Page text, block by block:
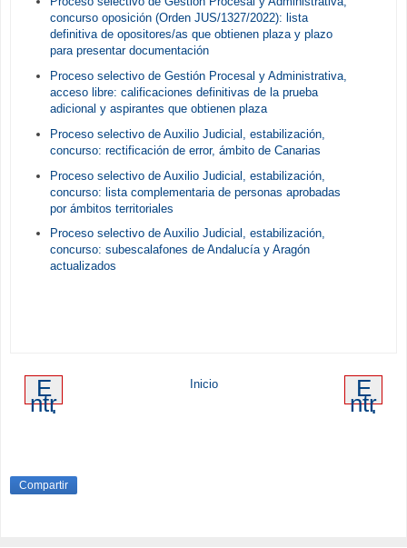
concurso oposición (Orden JUS/1327/2022): lista
definitiva de opositores/as que obtienen plaza y plazo
para presentar documentación
Proceso selectivo de Gestión Procesal y Administrativa,
acceso libre: calificaciones definitivas de la prueba
adicional y aspirantes que obtienen plaza
Proceso selectivo de Auxilio Judicial, estabilización,
concurso: rectificación de error, ámbito de Canarias
Proceso selectivo de Auxilio Judicial, estabilización,
concurso: lista complementaria de personas aprobadas
por ámbitos territoriales
Proceso selectivo de Auxilio Judicial, estabilización,
concurso: subescalafones de Andalucía y Aragón
actualizados
E
ntr
ad
re
ci
E
ntr
ad
Inicio
Compartir